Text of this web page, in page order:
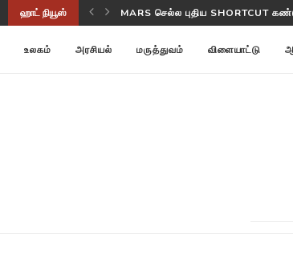
ஹாட் நியூஸ் NASA-ISRO NISAR பூமி
உலகம் அரசியல் மருத்துவம் விளையாட்டு